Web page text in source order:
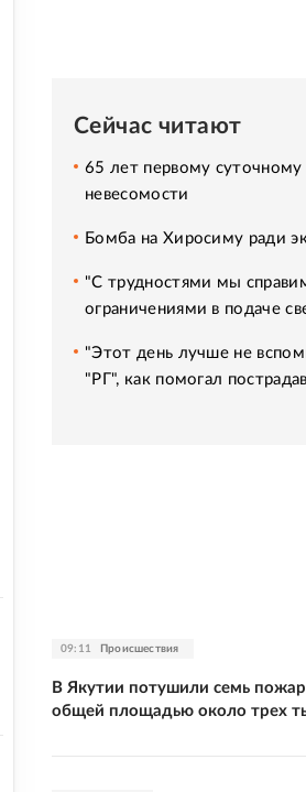
Сейчас читают
65 лет первому
невесомости
Бомба на Хиросиму ради
"С трудностями мы
ограничениями в подаче
"Этот день лучше не
"РГ", как помогал
09:11 Происшествия
В Якутии потушили семь
общей площадью около трех